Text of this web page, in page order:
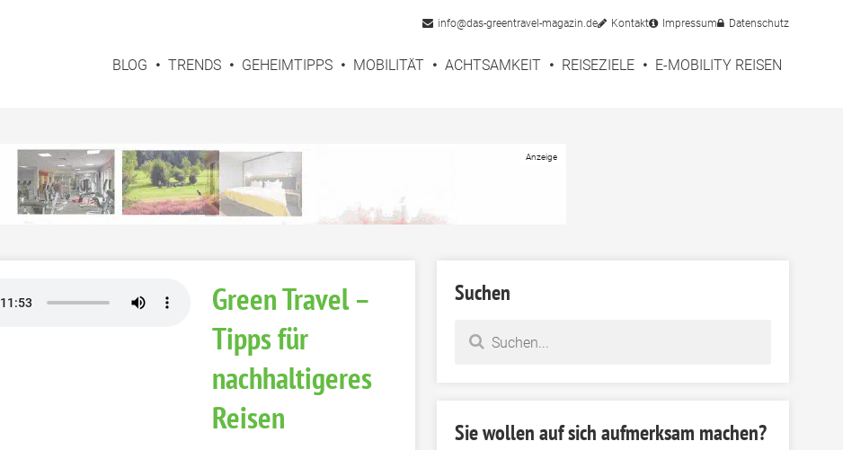
info@das-greentravel-magazin.de Kontakt Impressum Datenschutz
BLOG TRENDS GEHEIMTIPPS MOBILITÄT ACHTSAMKEIT REISEZIELE E-MOBILITY REISEN
Green Travel –
Tipps für
nachhaltigeres
Reisen
Suchen
Sie wollen auf sich aufmerksam machen?